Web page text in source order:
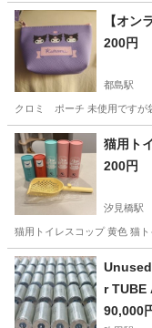
【オ
200円
都島駅
クロミ ポーチ 未使用ですが
大阪 大阪市 都島駅
200円
汐見橋駅
猫用トイレスコップ 黄色 猫
大阪 大阪市
r
90,000